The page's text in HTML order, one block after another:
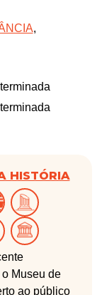
,
HISTÓRIA
Museu de
ao público